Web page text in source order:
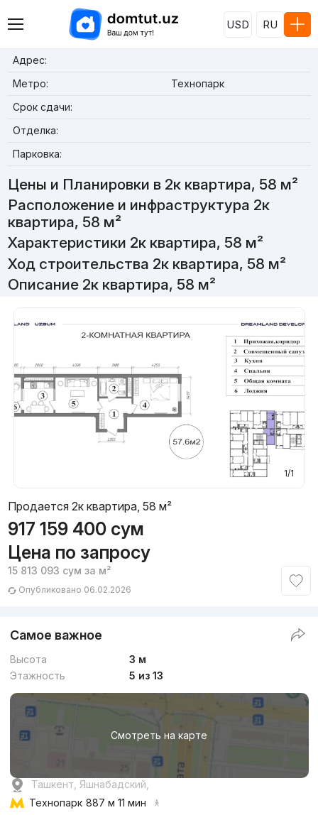
USD RU
Адрес:
Метро:
Технопарк
Срок сдачи:
Отделка:
Парковка:
Цены и Планировки в 2к квартира, 58 м²
Расположение и инфраструктура 2к
квартира, 58 м²
Характеристики 2к квартира, 58 м²
Ход строительства 2к квартира, 58 м²
Описание 2к квартира, 58 м²
1/1
Продается 2к квартира, 58 м²
917 159 400 сум
Цена по запросу
15 813 093 сум за м²
Опубликовано 06.02.2026
Самое важное
Высота
3 м
Этажность
5 из 13
Смотреть на карте
Ташкент, Яшнабадский,
Технопарк 887 м 11 мин